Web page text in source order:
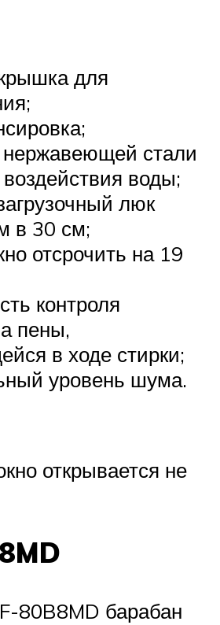
для
нержавеющей стали
воды;
люк
в 30 см;
отсрочить на 19
контроля
пены,
в ходе стирки;
уровень шума.
открывается не
80B8MD барабан